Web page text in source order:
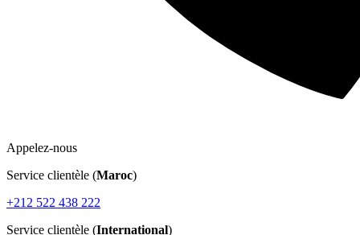
Appelez-nous
Service clientèle (Maroc)
+212 522 438 222
Service clientèle (International)